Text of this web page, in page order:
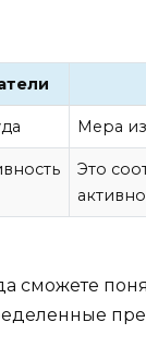
Мера
Это
сможете